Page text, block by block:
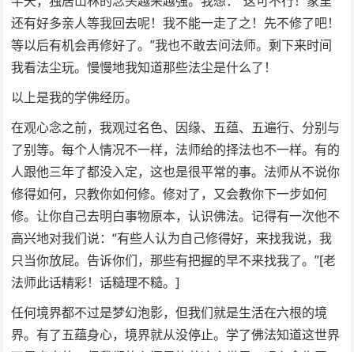
还有好多亲人等我回去呢！我不能一走了之！先不修了吧！
等以后有机会再修好了。”我也不敢去问法师。剩下来时间
我看法尘玩。慢慢地我知道那些法尘是什么了！
以上是我的学佛经历。
在观心念之前，我观过名色、因缘、五蕴、五遍行、分别与
了别等。每个人情况不一样，法师给的择法也不一样。有的
人跟他三年了都没入定，这也是很平常的事。法师从不说你
修得如何，只教你如何修。修对了，又会教你下一步如何
修。让你自己去明白事物原本，认识佛法。记得有一次他不
高兴地对我们说：“有些人认为自己修得好，来找我说，我
只当你放屁。告诉你们，那些有把握的早不来找我了。”[老
法师此话精彩！话糙理不糙。]
任何境界都不过是梦幻泡影，但我们就是生活在六根的境
界。有了五蕴身心，境界就从没停止。学了佛法知道这世界